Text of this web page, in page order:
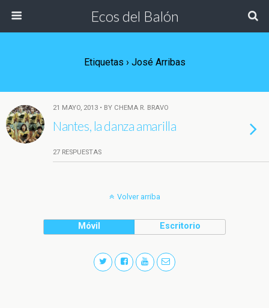
Ecos del Balón
Etiquetas › José Arribas
21 MAYO, 2013 • BY CHEMA R. BRAVO
Nantes, la danza amarilla
27 RESPUESTAS
Volver arriba
Móvil Escritorio